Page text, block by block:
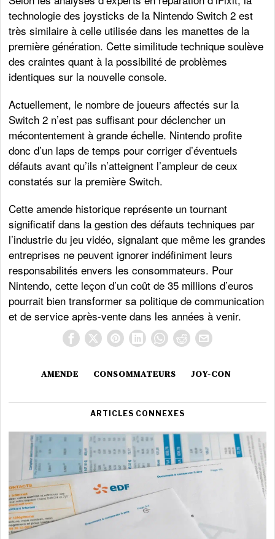
technologie des joysticks de la Nintendo Switch 2 est
très similaire à celle utilisée dans les manettes de la
première génération. Cette similitude technique soulève
des craintes quant à la possibilité de problèmes
identiques sur la nouvelle console.
Actuellement, le nombre de joueurs affectés sur la
Switch 2 n’est pas suffisant pour déclencher un
mécontentement à grande échelle. Nintendo profite
donc d’un laps de temps pour corriger d’éventuels
défauts avant qu’ils n’atteignent l’ampleur de ceux
constatés sur la première Switch.
Cette amende historique représente un tournant
significatif dans la gestion des défauts techniques par
l’industrie du jeu vidéo, signalant que même les grandes
entreprises ne peuvent ignorer indéfiniment leurs
responsabilités envers les consommateurs. Pour
Nintendo, cette leçon d’un coût de 35 millions d’euros
pourrait bien transformer sa politique de communication
et de service après-vente dans les années à venir.
AMENDE CONSOMMATEURS JOY-CON
ARTICLES CONNEXES